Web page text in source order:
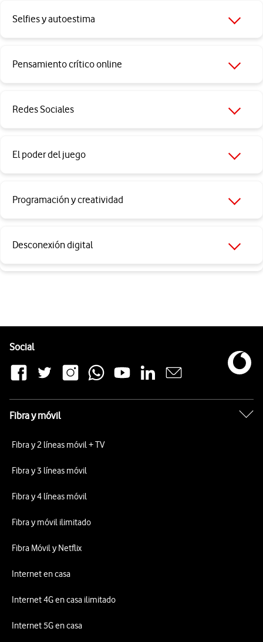
Selfies y autoestima
Pensamiento crítico online
Redes Sociales
El poder del juego
Programación y creatividad
Desconexión digital
SocialEnlaces a las redes sociales de Vodafone
Fibra y móvil
Fibra y 2 líneas móvil + TV
Fibra y 3 líneas móvil
Fibra y 4 líneas móvil
Fibra y móvil ilimitado
Fibra Móvil y Netflix
Internet en casa
Internet 4G en casa ilimitado
Internet 5G en casa